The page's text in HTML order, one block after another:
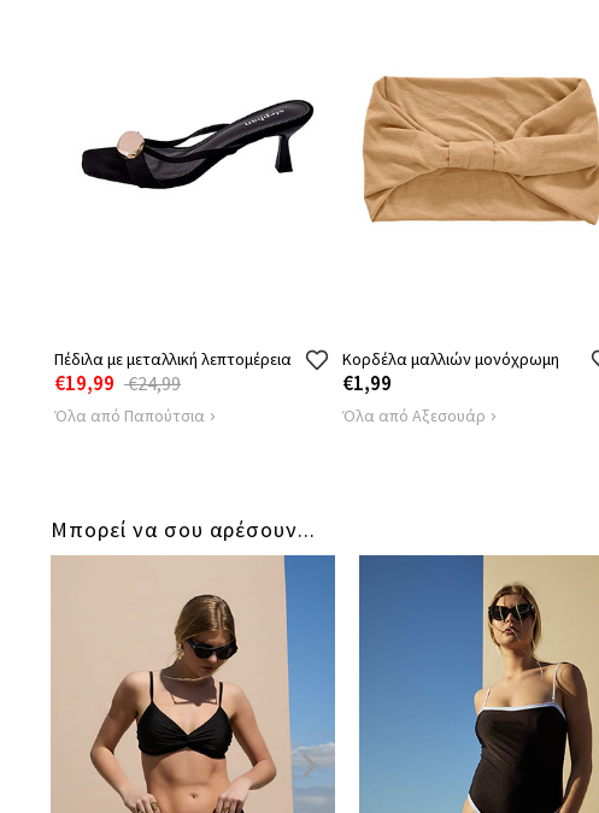
Πέδιλα με μεταλλική λεπτομέρεια
€19,99 €24,99
Όλα από Παπούτσια
Κορδέλα μαλλιών μονόχρωμη
€1,99
Όλα από Αξεσουάρ
Μπορεί να σου αρέσουν...